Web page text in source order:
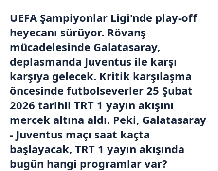
UEFA Şampiyonlar Ligi'nde play-off
heyecanı sürüyor. Rövanş
mücadelesinde Galatasaray,
deplasmanda Juventus ile karşı
karşıya gelecek. Kritik karşılaşma
öncesinde futbolseverler 25 Şubat
2026 tarihli TRT 1 yayın akışını
mercek altına aldı. Peki, Galatasaray
- Juventus maçı saat kaçta
başlayacak, TRT 1 yayın akışında
bugün hangi programlar var?